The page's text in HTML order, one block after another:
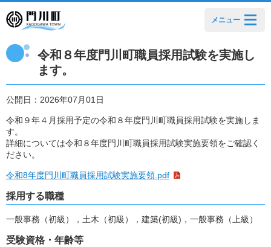
メニュー
令和８年度門川町職員採用試験を実施し
ます。
公開日：2026年07月01日
令和９年４月採用予定の令和８年度門川町職員採用試験を実施しま
す。
詳細については令和８年度門川町職員採用試験実施要領をご確認く
ださい。
令和8年度門川町職員採用試験実施要領.pdf
採用する職種
一般事務（初級），土木（初級），建築(初級)，一般事務（上級）
受験資格・年齢等